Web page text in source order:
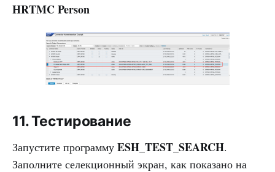
HRTMC Person
11. Тестирование
Запустите программу ESH_TEST_SEARCH.
Заполните селекционный экран, как показано на